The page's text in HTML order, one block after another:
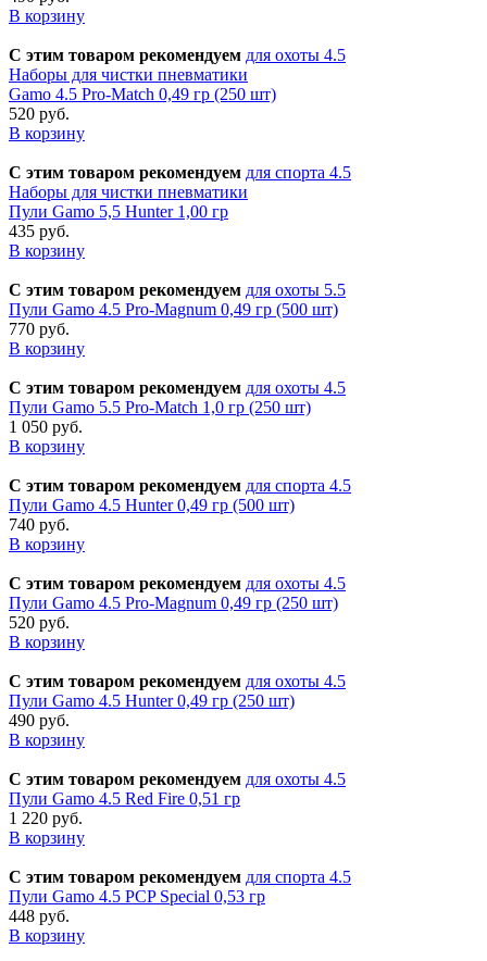
В корзину
С этим товаром рекомендуем для охоты 4.5
Наборы для чистки пневматики
Gamo 4.5 Pro-Match 0,49 гр (250 шт)
520 руб.
В корзину
С этим товаром рекомендуем для спорта 4.5
Наборы для чистки пневматики
Пули Gamo 5,5 Hunter 1,00 гр
435 руб.
В корзину
С этим товаром рекомендуем для охоты 5.5
Пули Gamo 4.5 Pro-Magnum 0,49 гр (500 шт)
770 руб.
В корзину
С этим товаром рекомендуем для охоты 4.5
Пули Gamo 5.5 Pro-Match 1,0 гр (250 шт)
1 050 руб.
В корзину
С этим товаром рекомендуем для спорта 4.5
Пули Gamo 4.5 Hunter 0,49 гр (500 шт)
740 руб.
В корзину
С этим товаром рекомендуем для охоты 4.5
Пули Gamo 4.5 Pro-Magnum 0,49 гр (250 шт)
520 руб.
В корзину
С этим товаром рекомендуем для охоты 4.5
Пули Gamo 4.5 Hunter 0,49 гр (250 шт)
490 руб.
В корзину
С этим товаром рекомендуем для охоты 4.5
Пули Gamo 4.5 Red Fire 0,51 гр
1 220 руб.
В корзину
С этим товаром рекомендуем для спорта 4.5
Пули Gamo 4.5 PCP Special 0,53 гр
448 руб.
В корзину